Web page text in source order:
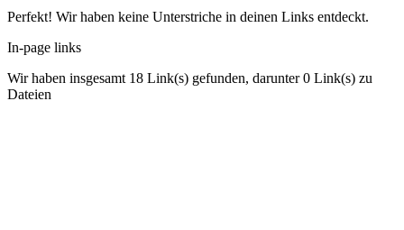
Perfekt! Wir haben keine Unterstriche in deinen Links entdeckt.
In-page links
Wir haben insgesamt 18 Link(s) gefunden, darunter 0 Link(s) zu
Dateien